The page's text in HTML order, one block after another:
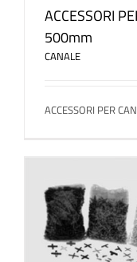
ACCESSORI
500mm
CANALE
ACCESSORI PER